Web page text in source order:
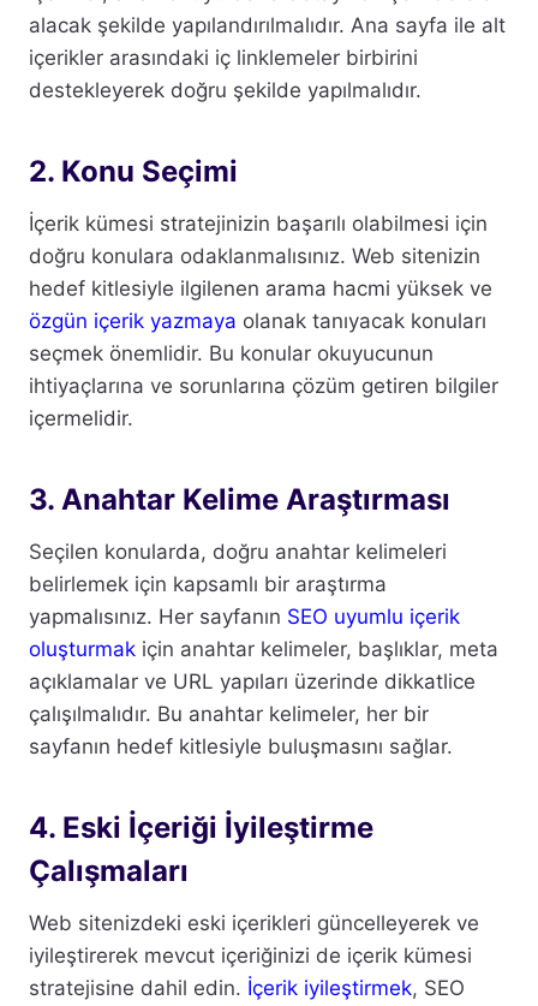
alacak şekilde yapılandırılmalıdır. Ana sayfa ile alt
içerikler arasındaki iç linklemeler birbirini
destekleyerek doğru şekilde yapılmalıdır.
2. Konu Seçimi
İçerik kümesi stratejinizin başarılı olabilmesi için
doğru konulara odaklanmalısınız. Web sitenizin
hedef kitlesiyle ilgilenen arama hacmi yüksek ve
özgün içerik yazmaya olanak tanıyacak konuları
seçmek önemlidir. Bu konular okuyucunun
ihtiyaçlarına ve sorunlarına çözüm getiren bilgiler
içermelidir.
3. Anahtar Kelime Araştırması
Seçilen konularda, doğru anahtar kelimeleri
belirlemek için kapsamlı bir araştırma
yapmalısınız. Her sayfanın SEO uyumlu içerik
oluşturmak için anahtar kelimeler, başlıklar, meta
açıklamalar ve URL yapıları üzerinde dikkatlice
çalışılmalıdır. Bu anahtar kelimeler, her bir
sayfanın hedef kitlesiyle buluşmasını sağlar.
4. Eski İçeriği İyileştirme
Çalışmaları
Web sitenizdeki eski içerikleri güncelleyerek ve
iyileştirerek mevcut içeriğinizi de içerik kümesi
stratejisine dahil edin. İçerik iyileştirmek, SEO